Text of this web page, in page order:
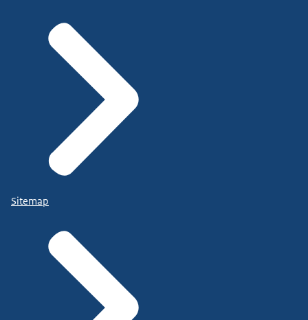
Sitemap